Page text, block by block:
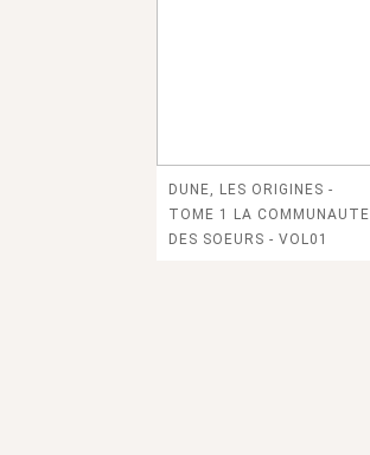
DUNE, LES ORIGINES -
TOME 1 LA COMMUNAUTE
DES SOEURS - VOL01